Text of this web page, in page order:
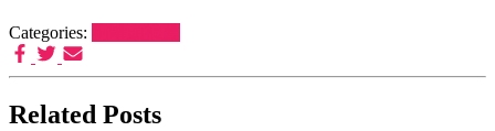
Categories:
Related Posts